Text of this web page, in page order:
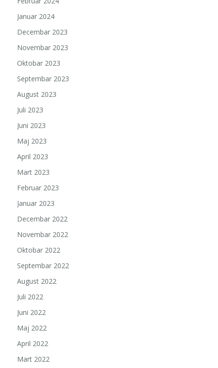
Januar 2024
Decembar 2023
Novembar 2023
Oktobar 2023
Septembar 2023
August 2023
Juli 2023
Juni 2023
Maj 2023
April 2023
Mart 2023
Februar 2023
Januar 2023
Decembar 2022
Novembar 2022
Oktobar 2022
Septembar 2022
August 2022
Juli 2022
Juni 2022
Maj 2022
April 2022
Mart 2022